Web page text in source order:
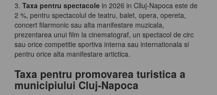
3. Taxa pentru spectacole in 2026 in Clluj-Napoca este de
2 %, pentru spectacolul de teatru, balet, opera, opereta,
concert filarmonic sau alta manifestare muzicala,
prezentarea unui film la cinematograf, un spectacol de circ
sau orice competitie sportiva interna sau internationala si
pentru orice alta manifestare artictica.
Taxa pentru promovarea turistica a
municipiului Cluj-Napoca